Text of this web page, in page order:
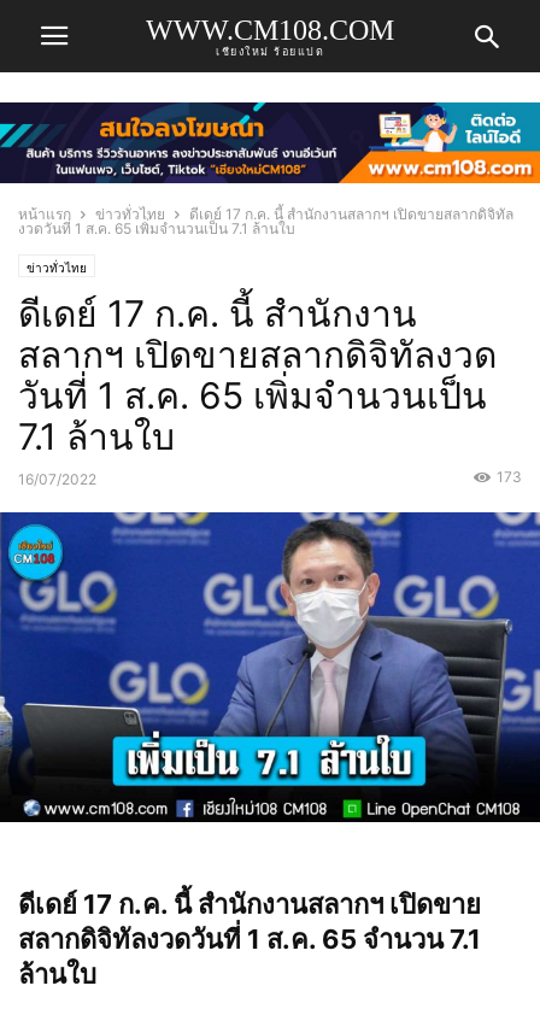
WWW.CM108.COM
เชียงใหม่ ร้อยแปด
หน้าแรก ข่าวทั่วไทย
ดีเดย์ 17 ก.ค. นี้ สำนักงานสลากฯ เปิดขายสลากดิจิทัล
งวดวันที่ 1 ส.ค. 65 เพิ่มจำนวนเป็น 7.1 ล้านใบ
ข่าวทั่วไทย
ดีเดย์ 17 ก.ค. นี้ สำนักงาน
สลากฯ เปิดขายสลากดิจิทัลงวด
วันที่ 1 ส.ค. 65 เพิ่มจำนวนเป็น
7.1 ล้านใบ
16/07/2022 173
ดีเดย์ 17 ก.ค. นี้ สำนักงานสลากฯ เปิดขาย
สลากดิจิทัลงวดวันที่ 1 ส.ค. 65 จำนวน 7.1
ล้านใบ